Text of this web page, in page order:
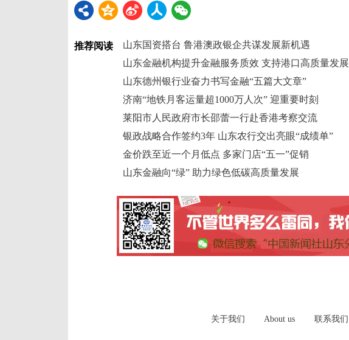
推荐阅读
山东国资搭台 鲁港澳政银企共谋发展新机遇
山东金融机构提升金融服务质效 支持港口高质量发展
山东德州银行业奋力书写金融“五篇大文章”
济南“地铁月客运量超1000万人次” 迎重要时刻
莱阳市人民政府市长邵蕾一行赴香港考察交流
银政战略合作签约3年 山东农行交出亮眼“成绩单”
金价跌至近一个月低点 多家门店“五一”促销
山东金融向“绿” 助力绿色低碳高质量发展
关于我们 About us 联系我们